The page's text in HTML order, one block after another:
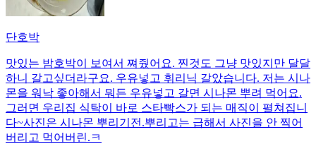
단호박
맛있는 밤호박이 보여서 쪄줬어요. 찐것도 그냥 맛있지만 달달
하니 갈고싶더라구요. 우유넣고 휘리닉 갈았습니다. 저는 시나
몬을 워낙 좋아해서 뭐든 우유넣고 갈면 시나몬 뿌려 먹어요.
그러면 우리집 식탁이 바로 스타빡스가 되는 매직이 펼쳐집니
다~사진은 시나몬 뿌리기전.뿌리고는 급해서 사진을 안 찍어
버리고 먹어버린.ㅋ